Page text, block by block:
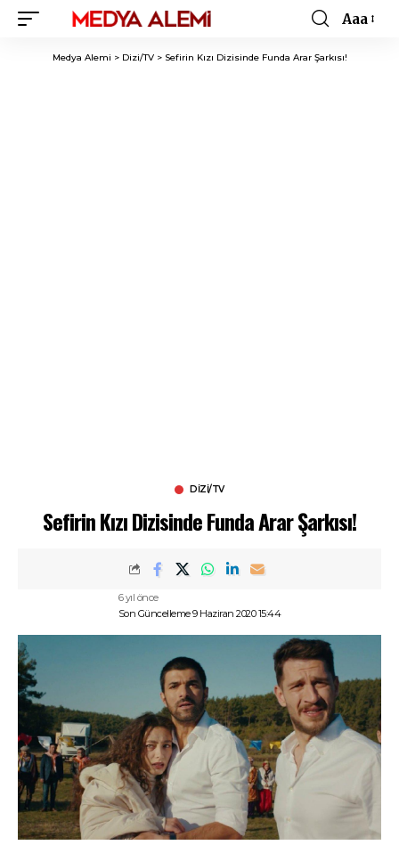
Font
Resizer
Aaa
Medya Alemi > Dizi/TV> Sefirin Kızı Dizisinde Funda Arar Şarkısı!
DIZI/TV
Sefirin Kızı Dizisinde Funda Arar Şarkısı!
Son Güncelleme 9 Haziran 2020 15:44
6 yıl önce